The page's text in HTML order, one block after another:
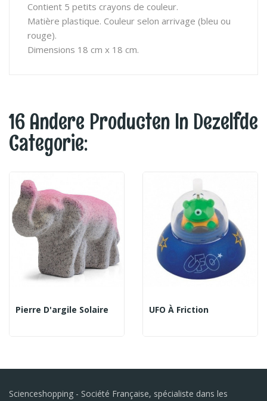
Contient 5 petits crayons de couleur.
Matière plastique. Couleur selon arrivage (bleu ou
rouge).
Dimensions 18 cm x 18 cm.
16 Andere Producten In Dezelfde
Categorie:
Pierre D'argile Solaire UFO À Friction
Scienceshopping - Société Française, spécialiste dans les